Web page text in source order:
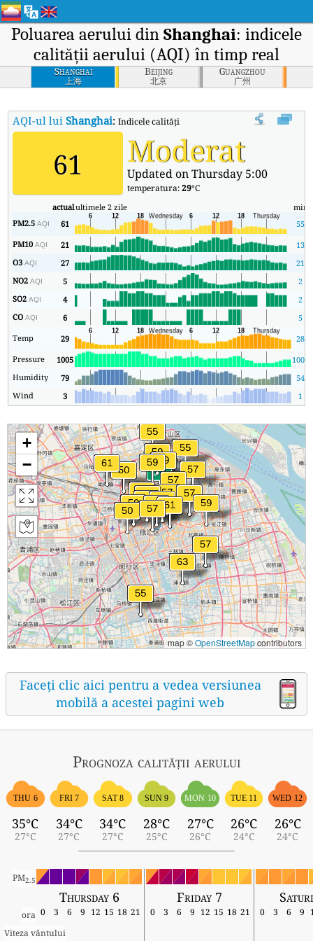
Poluarea aerului din Shanghai: indicele
calității aerului (AQI) în timp real
Shanghai
上海
Beijing
北京
Guangzhou
广州
AQI-ul luiShanghai:Indicele calității aerului (AQI) în timp real al lui
61 Moderat
Updated on Thursday 5:00
temperatura:29°C
actualultimele 2 zile min
PM2.5AQI 61 55
PM10AQI 21
13
O3AQI 27
21
NO2AQI 5
2
SO2AQI 4
2
COAQI 6
5
Temp
29
28
Pressure
1005 1005
Humidity
79
54
Wind
3 1
+
−
map ©OpenStreetMapcontributors
Faceți clic aici pentru a vedea versiunea
mobilă a acestei pagini web
Prognoza calității aerului
THU 6
35°C
27°C
FRI 7
34°C
27°C
SAT 8
34°C
27°C
SUN 9
28°C
25°C
MON 10
27°C
26°C
TUE 11
26°C
24°C
WED 12
26°C
24°C
PM2.5
Thursday 6 Friday 7
ora 0 3 6 9 12 15 18 21 0 3 6 9 12 15 18 21 0 3 6 9
Viteza vântului